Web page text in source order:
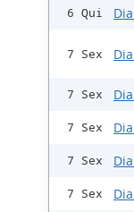
6 Qui
7 Sex
7 Sex
7 Sex
7 Sex
7 Sex